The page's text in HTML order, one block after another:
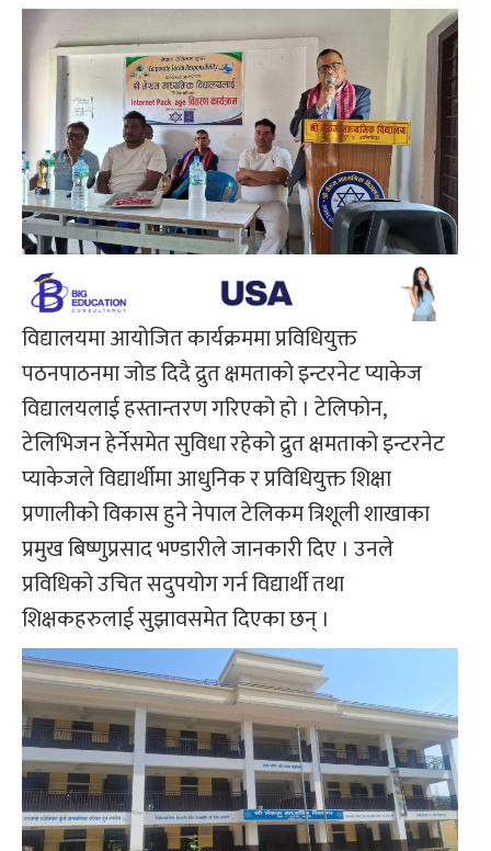
विद्यालयमा आयोजित कार्यक्रममा प्रविधियुक्त
पठनपाठनमा जोड दिदै द्रुत क्षमताको इन्टरनेट प्याकेज
विद्यालयलाई हस्तान्तरण गरिएको हो । टेलिफोन,
टेलिभिजन हेर्नेसमेत सुविधा रहेको द्रुत क्षमताको इन्टरनेट
प्याकेजले विद्यार्थीमा आधुनिक र प्रविधियुक्त शिक्षा
प्रणालीको विकास हुने नेपाल टेलिकम त्रिशूली शाखाका
प्रमुख बिष्णुप्रसाद भण्डारीले जानकारी दिए । उनले
प्रविधिको उचित सदुपयोग गर्न विद्यार्थी तथा
शिक्षकहरुलाई सुझावसमेत दिएका छन् ।